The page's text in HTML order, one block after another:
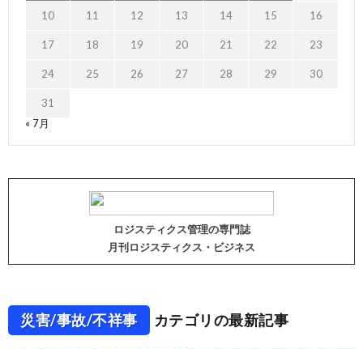
10 11 12 13 14 15 16
17 18 19 20 21 22 23
24 25 26 27 28 29 30
31
« 7月
ロジスティクス管理の専門誌
月刊ロジスティクス・ビジネス
災害/事故/不祥事 カテゴリの最新記事